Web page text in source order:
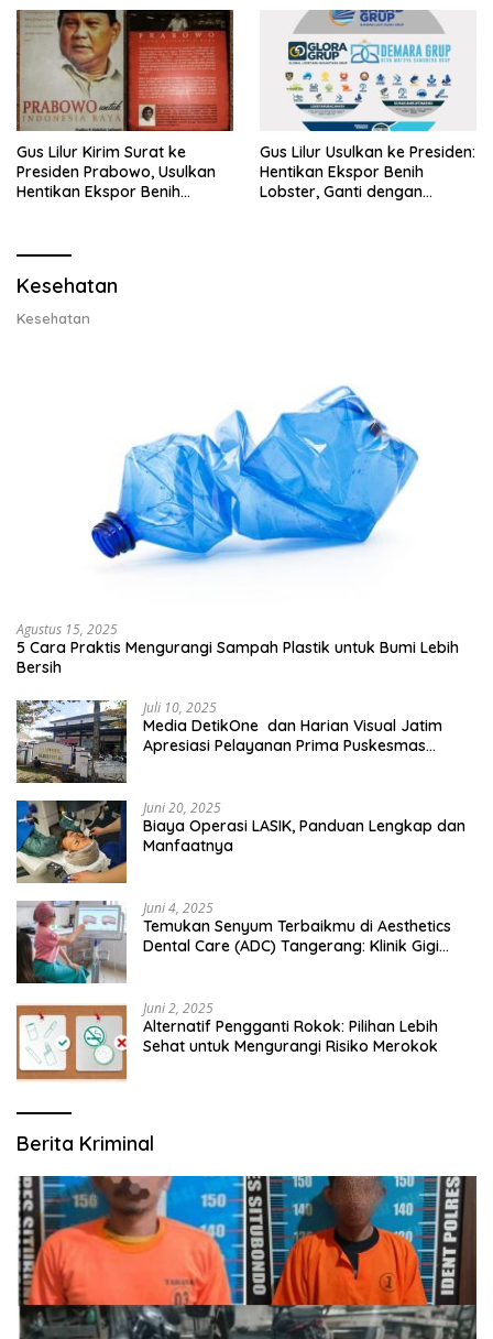
Gus Lilur Kirim Surat ke
Presiden Prabowo, Usulkan
Hentikan Ekspor Benih
Gus Lilur Usulkan ke Presiden:
Hentikan Ekspor Benih
Lobster, Ganti dengan
Kesehatan
Kesehatan
Agustus 15, 2025
5 Cara Praktis Mengurangi Sampah Plastik untuk Bumi Lebih
Bersih
Juli 10, 2025
Media DetikOne dan Harian Visual Jatim
Apresiasi Pelayanan Prima Puskesmas
Juni 20, 2025
Biaya Operasi LASIK, Panduan Lengkap dan
Manfaatnya
Juni 4, 2025
Temukan Senyum Terbaikmu di Aesthetics
Dental Care (ADC) Tangerang: Klinik Gigi
Juni 2, 2025
Alternatif Pengganti Rokok: Pilihan Lebih
Sehat untuk Mengurangi Risiko Merokok
Berita Kriminal